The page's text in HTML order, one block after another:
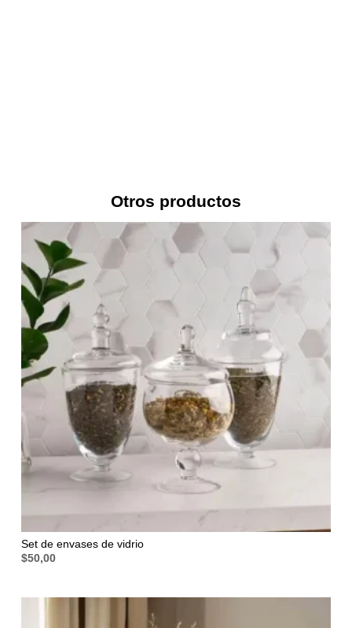
Otros productos
Set de envases de vidrio
$50,00